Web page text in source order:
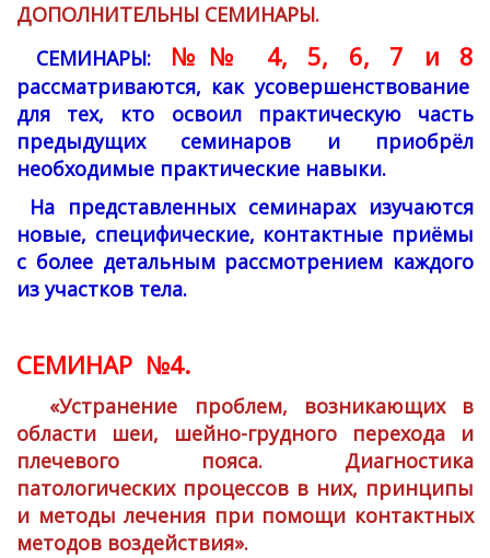
ДОПОЛНИТЕЛЬНЫ СЕМИНАРЫ.
СЕМИНАРЫ:№№ 4, 5, 6, 7 и 8
рассматриваются, как усовершенствование
для тех, кто освоил практическую часть
предыдущих семинаров и приобрёл
необходимые практические навыки.
На представленных семинарах изучаются
новые, специфические, контактные приёмы
с более детальным рассмотрением каждого
из участков тела.
СЕМИНАР №4.
«Устранение проблем, возникающих в
области шеи, шейно-грудного перехода и
плечевого пояса. Диагностика
патологических процессов в них, принципы
и методы лечения при помощи контактных
методов воздействия».